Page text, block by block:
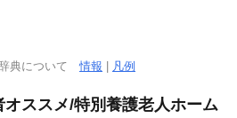
辞典について情報 凡例
ススメ/特別養護老人ホーム